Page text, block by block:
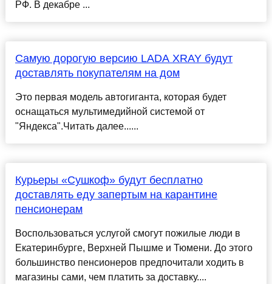
РФ. В декабре ...
Самую дорогую версию LADA XRAY будут
доставлять покупателям на дом
Это первая модель автогиганта, которая будет
оснащаться мультимедийной системой от
"Яндекса".Читать далее......
Курьеры «Сушкоф» будут бесплатно
доставлять еду запертым на карантине
пенсионерам
Воспользоваться услугой смогут пожилые люди в
Екатеринбурге, Верхней Пышме и Тюмени. До этого
большинство пенсионеров предпочитали ходить в
магазины сами, чем платить за доставку....